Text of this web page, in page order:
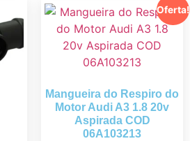
Oferta!
Mangueira do Respiro do
Motor Audi A3 1.8 20v
Aspirada COD
06A103213